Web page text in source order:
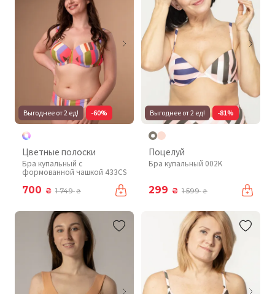
Выгоднее от 2 ед! -60%
Цветные полоски
Бра купальный с
формованной чашкой 433CS
700 ₴ 1 749₴
Выгоднее от 2 ед! -81%
Поцелуй
Бра купальный 002K
299 ₴ 1 599₴